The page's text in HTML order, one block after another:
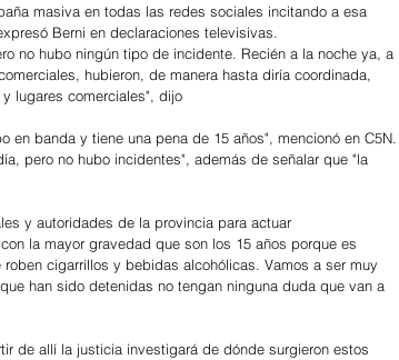
masiva en todas las redes sociales incitando a esa
Berni en declaraciones televisivas.
no hubo ningún tipo de incidente. Recién a la noche ya, a
hubieron, de manera hasta diría coordinada,
lugares comerciales", dijo
en banda y tiene una pena de 15 años", mencionó en C5N.
pero no hubo incidentes", además de señalar que "la
y autoridades de la provincia para actuar
la mayor gravedad que son los 15 años porque es
cigarrillos y bebidas alcohólicas. Vamos a ser muy
han sido detenidas no tengan ninguna duda que van a
de allí la justicia investigará de dónde surgieron estos